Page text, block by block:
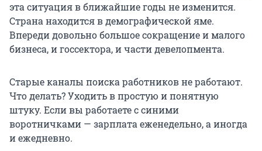
эта ситуация в ближайшие годы не изменится.
Страна находится в демографической яме.
Впереди довольно большое сокращение и малого
бизнеса, и госсектора, и части девелопмента.
Старые каналы поиска работников не работают.
Что делать? Уходить в простую и понятную
штуку. Если вы работаете с синими
воротничками — зарплата еженедельно, а иногда
и ежедневно.